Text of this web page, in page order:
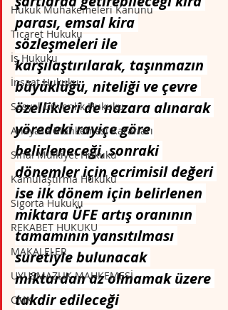
Hukuk Muhakemeleri Kanunu
Ticaret Hukuku
İş Hukuku
İnşaat Hukuku
Sosyal Güvenlik Hukuku
Anayasa Mahkemesi Kararları
Sınai Mülkiyet Hukuku
Kamulaştırma Hukuku
Sigorta Hukuku
REKABET HUKUKU
MAKALELER
UYUŞMAZLIK MAHKEMESİ
CMK
parası, emsal kira
sözleşmeleri ile
karşılaştırılarak, taşınmazın
büyüklüğü, niteliği ve çevre
özellikleri de nazara alınarak
yöredeki rayiçe göre
belirleneceği, sonraki
dönemler için ecrimisil değeri
ise ilk dönem için belirlenen
miktara ÜFE artış oranının
tamamının yansıtılması
suretiyle bulunacak
miktardan az olmamak üzere
takdir edileceği